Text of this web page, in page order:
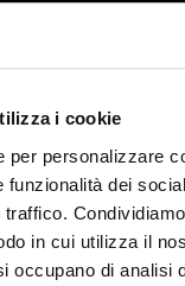
i cookie
per personalizzare
funzionalità dei
in cui utilizza il
occupano di analisi